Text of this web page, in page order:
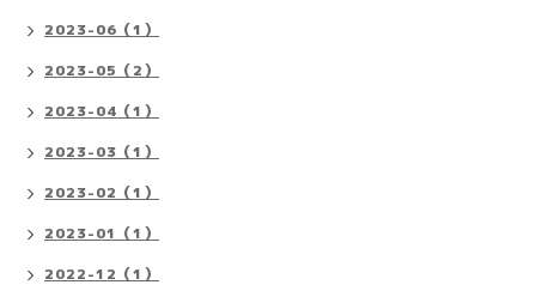
2023-06（1）
2023-05（2）
2023-04（1）
2023-03（1）
2023-02（1）
2023-01（1）
2022-12（1）